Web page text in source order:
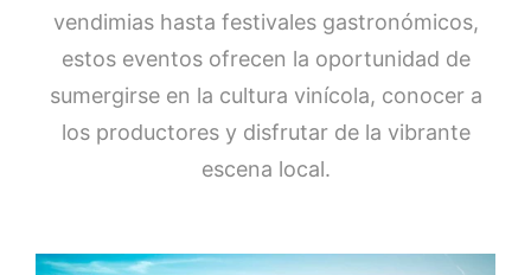
vendimias hasta festivales gastronómicos,
estos eventos ofrecen la oportunidad de
sumergirse en la cultura vinícola, conocer a
los productores y disfrutar de la vibrante
escena local.